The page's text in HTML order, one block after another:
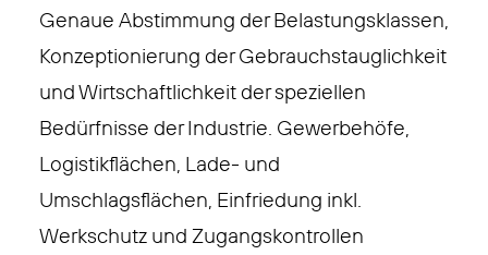
Genaue Abstimmung der Belastungsklassen,
Konzeptionierung der Gebrauchstauglichkeit
und Wirtschaftlichkeit der speziellen
Bedürfnisse der Industrie. Gewerbehöfe,
Logistikflächen, Lade- und
Umschlagsflächen, Einfriedung inkl.
Werkschutz und Zugangskontrollen